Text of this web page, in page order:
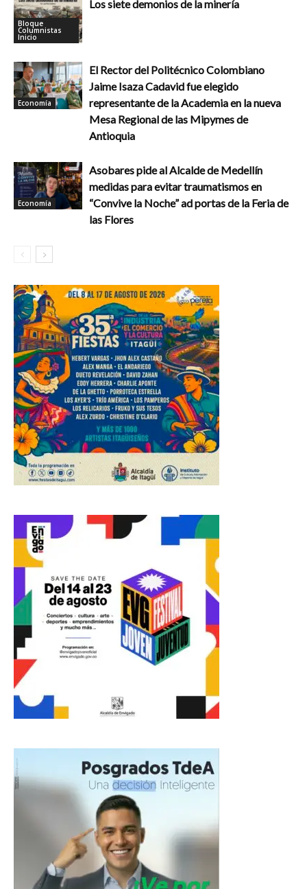
Bloque
Columnistas
Inicio
Los siete demonios de la minería
Economía
El Rector del Politécnico Colombiano
Jaime Isaza Cadavid fue elegido
representante de la Academia en la nueva
Mesa Regional de las Mipymes de
Antioquia
Economía
Asobares pide al Alcalde de Medellín
medidas para evitar traumatismos en
“Convive la Noche” ad portas de la Feria de
las Flores